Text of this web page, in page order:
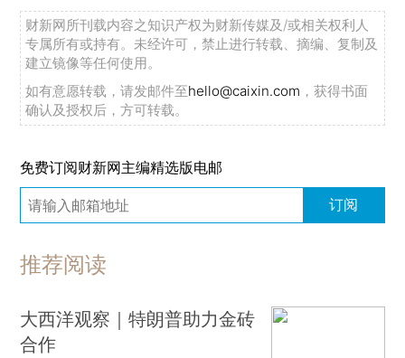
财新网所刊载内容之知识产权为财新传媒及/或相关权利人
专属所有或持有。未经许可，禁止进行转载、摘编、复制及
建立镜像等任何使用。
如有意愿转载，请发邮件至hello@caixin.com ，获得书面
确认及授权后，方可转载。
免费订阅财新网主编精选版电邮
订阅
推荐阅读
大西洋观察｜特朗普助力金砖
合作